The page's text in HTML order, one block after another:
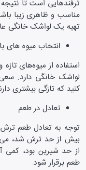
ترفند‌هایی است تا نتیجه
مناسب و ظاهری زیبا
تهیه یک لواشک خانگی
انتخاب میوه های
استفاده از میوه‌های تازه
لواشک خانگی دارد. سعی
کنید که تازگی بیشتری
تعادل در طعم
توجه به تعادل طعم
بیش از حد ترش شد،
از حد شیرین بود، کمی
طعم برقرار شود.